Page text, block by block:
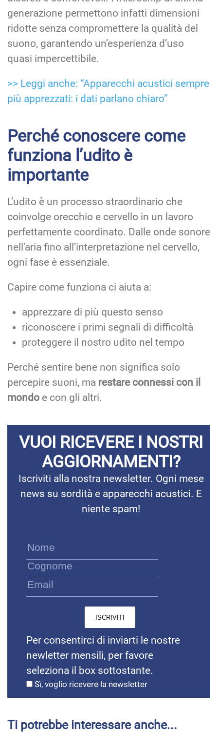
generazione permettono infatti dimensioni
ridotte senza compromettere la qualità del
suono, garantendo un’esperienza d’uso
quasi impercettibile.
>> Leggi anche: “Apparecchi acustici sempre
più apprezzati: i dati parlano chiaro”
Perché conoscere come
funziona l’udito è
importante
L’udito è un processo straordinario che
coinvolge orecchio e cervello in un lavoro
perfettamente coordinato. Dalle onde sonore
nell’aria fino all’interpretazione nel cervello,
ogni fase è essenziale.
Capire come funziona ci aiuta a:
apprezzare di più questo senso
riconoscere i primi segnali di difficoltà
proteggere il nostro udito nel tempo
Perché sentire bene non significa solo
percepire suoni, ma restare connessi con il
mondo e con gli altri.
VUOI RICEVERE I NOSTRI
AGGIORNAMENTI?
Iscriviti alla nostra newsletter. Ogni mese
news su sordità e apparecchi acustici. E
niente spam!
Per consentirci di inviarti le nostre
newletter mensili, per favore
seleziona il box sottostante.
Sì, voglio ricevere la newsletter
Ti potrebbe interessare anche...